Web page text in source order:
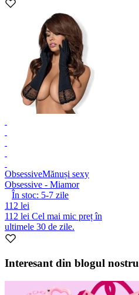
ObsessiveMănuși sexy
Obsessive - Miamor
În stoc: 5-7 zile
112 lei
112 lei Cel mai mic preț în
ultimele 30 de zile.
Interesant din blogul nostru